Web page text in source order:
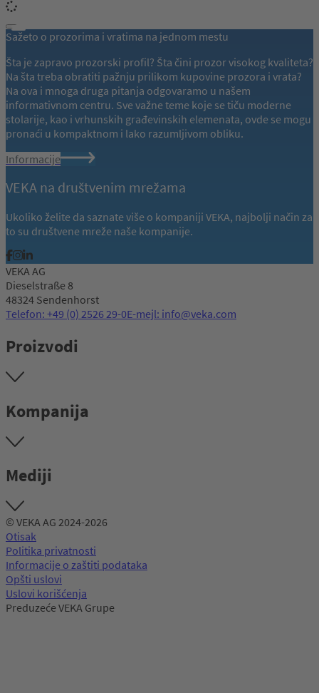
Sažeto o prozorima i vratima na jednom mestu
Šta je zapravo prozorski profil? Šta čini prozor visokog kvaliteta?
Na šta treba obratiti pažnju prilikom kupovine prozora i vrata?
Na ova i mnoga druga pitanja odgovaramo u našem
informativnom centru. Sve važne teme koje se tiču moderne
stolarije, kao i vrhunskih građevinskih elemenata, ovde se mogu
pronaći u kompaktnom i lako razumljivom obliku.
Informacije
VEKA na društvenim mrežama
Ukoliko želite da saznate više o kompaniji VEKA, najbolji način za
to su društvene mreže naše kompanije.
VEKA AG
Dieselstraße 8
48324 Sendenhorst
Telefon: +49 (0) 2526 29-0E-mejl: info@veka.com
Proizvodi
Kompanija
Mediji
© VEKA AG 2024-2026
Otisak
Politika privatnosti
Informacije o zaštiti podataka
Opšti uslovi
Uslovi korišćenja
Preduzeće VEKA Grupe